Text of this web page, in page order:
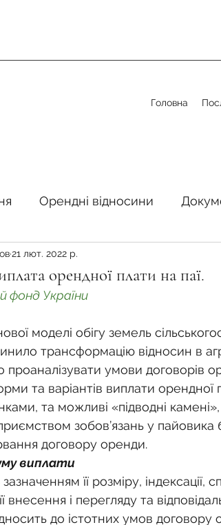
Головна
Орендні відносини
стосовно земельної сфери
Земельні питання
Суд Будівництво
земельних прав
орендної плати на паї.
21 лют. 2022 р.
фонд України
моделі обігу земель
трансформацію відносин в
проаналізувати умови договорів
та варіантів виплати
та можливі «підводні
зобов’язань у пайовика
договору оренди.
виплати
її розміру, індексації,
внесення і перегляду та
до істотних умов договору